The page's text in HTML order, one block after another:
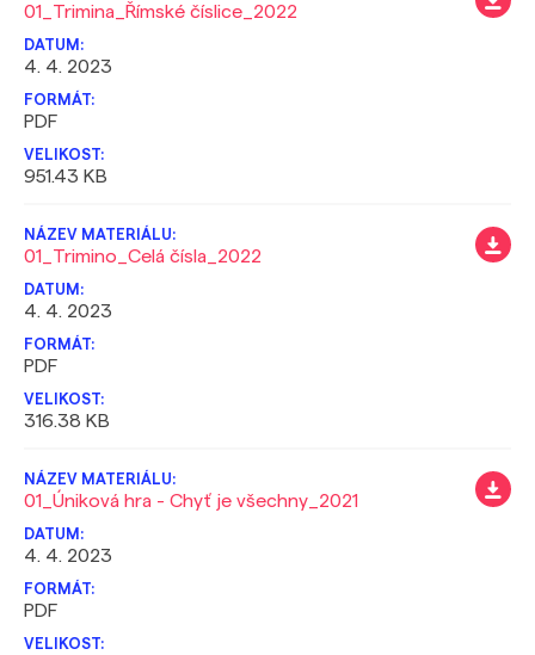
01_Trimina_Římské číslice_2022
4. 4. 2023
PDF
951.43 KB
01_Trimino_Celá čísla_2022
4. 4. 2023
PDF
316.38 KB
01_Úniková hra - Chyť je všechny_2021
4. 4. 2023
PDF